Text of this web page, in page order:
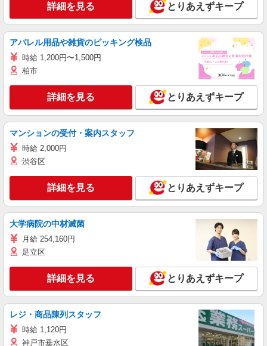
詳細を見る とりあえずキープ
アパレル用品や雑貨のピッキング検品
時給 1,200円〜1,500円
柏市
詳細を見る とりあえずキープ
マンションの受付・案内スタッフ
時給 2,000円
渋谷区
詳細を見る とりあえずキープ
大学病院の中材滅菌
月給 254,160円
足立区
詳細を見る とりあえずキープ
レジ・商品陳列スタッフ
時給 1,120円
神戸市垂水区